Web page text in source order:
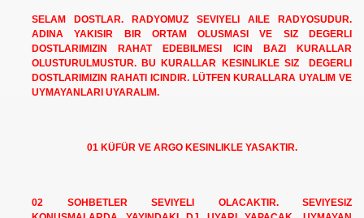
SELAM DOSTLAR. RADYOMUZ SEVIYELI AILE RADYOSUDUR.
ADINA YAKISIR BIR ORTAM OLUSMASI VE SIZ DEGERLI
DOSTLARIMIZIN RAHAT EDEBILMESI ICIN BAZI KURALLAR
OLUSTURULMUSTUR. BU KURALLAR KESINLIKLE SIZ DEGERLI
DOSTLARIMIZIN RAHATI ICINDIR. LÜTFEN KURALLARA UYALIM VE
UYMAYANLARI UYARALIM.
01 KÜFÜR VE ARGO KESINLIKLE YASAKTIR.
02 SOHBETLER SEVIYELI OLACAKTIR. SEVIYESIZ